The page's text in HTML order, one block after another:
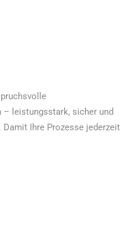
– leistungsstark, sicher und
Ihre Prozesse jederzeit